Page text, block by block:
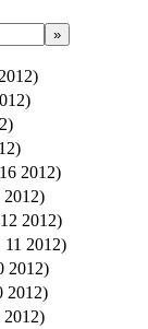
»
2012)
2012)
2012)
11 2012)
2012)
2012)
2012)